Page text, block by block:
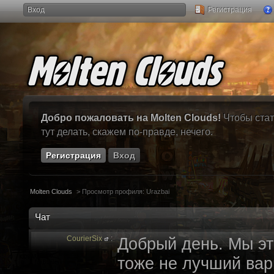
Вход Регистрация
Добро пожаловать на Molten Clouds! Чтобы
тут делать, скажем по-правде, нечего.
Регистрация Вход
Molten Clouds > Просмотр профиля: Urazbai
Чат
CourierSix : Добрый день. Мы
тоже не лучший